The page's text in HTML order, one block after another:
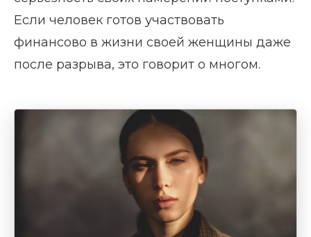
Если человек готов участвовать
финансово в жизни своей женщины даже
после разрыва, это говорит о многом.